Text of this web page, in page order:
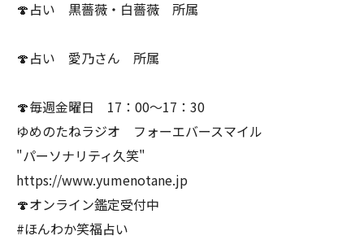
🍄占い 黒薔薇・白薔薇 所属
🍄占い 愛乃さん 所属
🍄毎週金曜日 17：00〜17：30
ゆめのたねラジオ フォーエバースマイル
"パーソナリティ久笑"
⁡https://www.yumenotane.jp
🍄オンライン鑑定受付中
#ほんわか笑福占い